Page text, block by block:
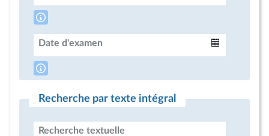
Date d'examen
Recherche par texte intégral
Recherche textuelle